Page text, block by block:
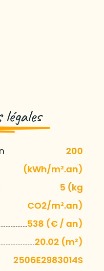
200
(kWh/m².an)
5 (kg
CO2/m².an)
538 (€ / an)
20.02 (m²)
2506E2983014S